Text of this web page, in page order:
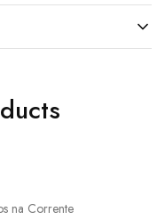
na Corrente